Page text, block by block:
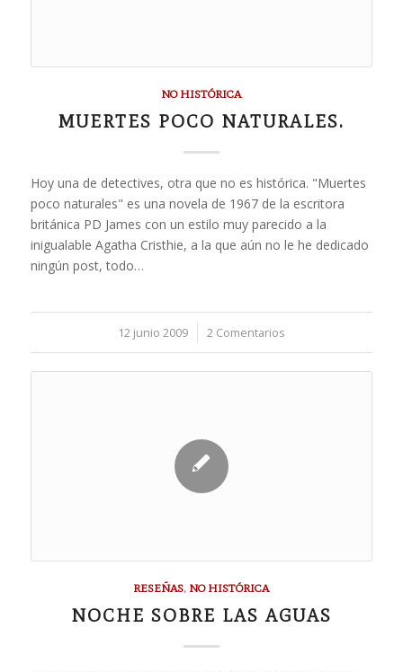
NO HISTÓRICA
MUERTES POCO NATURALES.
Hoy una de detectives, otra que no es histórica. "Muertes
poco naturales" es una novela de 1967 de la escritora
británica PD James con un estilo muy parecido a la
inigualable Agatha Cristhie, a la que aún no le he dedicado
ningún post, todo…
12 junio 2009
/ 2 Comentarios
RESEÑAS, NO HISTÓRICA
NOCHE SOBRE LAS AGUAS